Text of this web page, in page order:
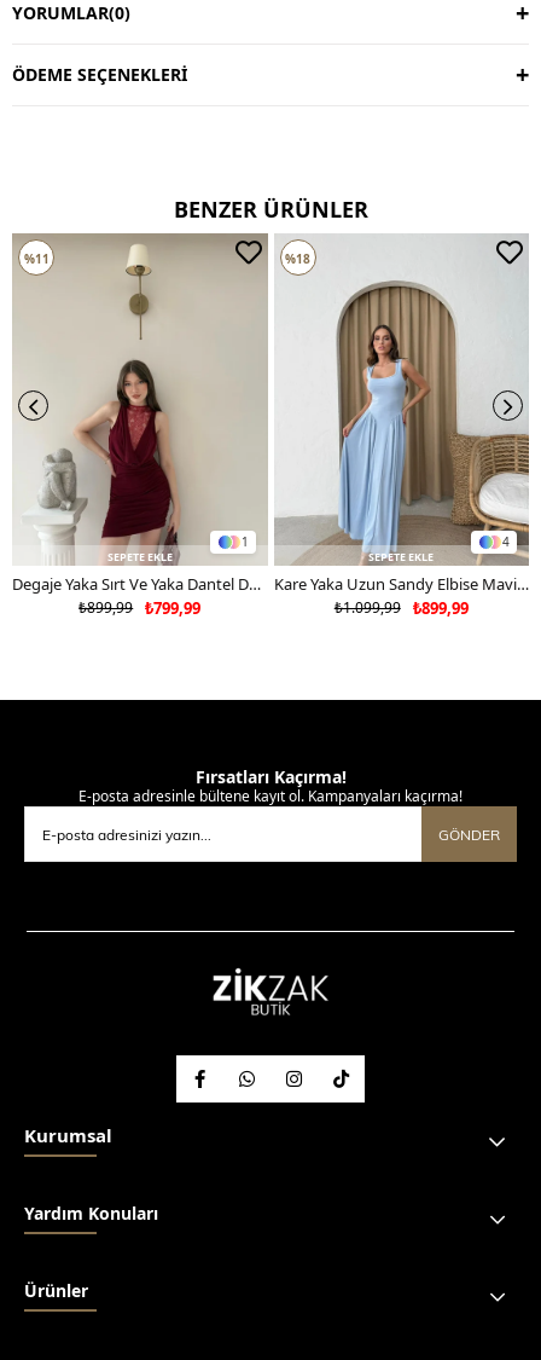
YORUMLAR(0)
ÖDEME SEÇENEKLERI
BENZER ÜRÜNLER
1
SEPETE EKLE
Degaje Yaka Sırt Ve Yaka Dantel Detay Mini Sandy Elbise Bordo 2104
₺799,99
₺899,99
%11
4
SEPETE EKLE
Kare Yaka Uzun Sandy Elbise Mavi 2102
₺899,99
₺1.099,99
%18
Fırsatları Kaçırma!
E-posta adresinle bültene kayıt ol. Kampanyaları kaçırma!
GÖNDER
Kurumsal
Yardım Konuları
Ürünler